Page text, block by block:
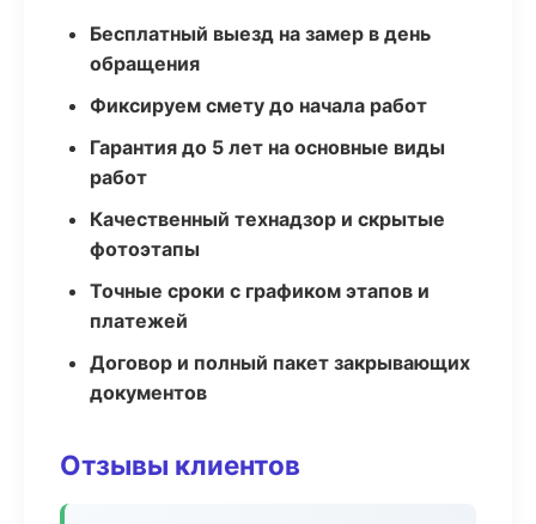
Бесплатный выезд на замер в день
обращения
Фиксируем смету до начала работ
Гарантия до 5 лет на основные виды
работ
Качественный технадзор и скрытые
фотоэтапы
Точные сроки с графиком этапов и
платежей
Договор и полный пакет закрывающих
документов
Отзывы клиентов